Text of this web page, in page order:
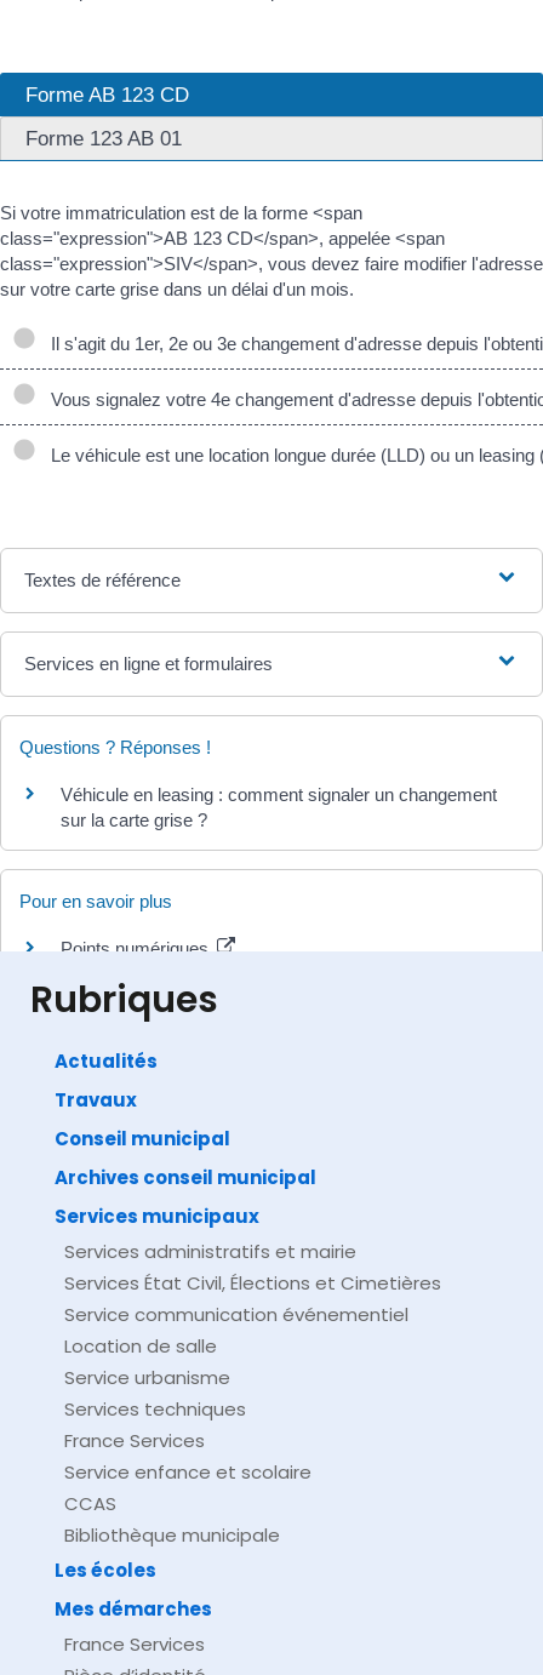
Forme AB 123 CD
Forme 123 AB 01
Si votre immatriculation est de la forme <span
class="expression">AB 123 CD</span>, appelée <span
class="expression">SIV</span>, vous devez faire modifier l'adresse
sur votre carte grise dans un délai d'un mois.
Il s'agit du 1er, 2e ou 3e changement d'adresse depuis
Vous signalez votre 4e changement d'adresse depuis
Le véhicule est une location longue durée (LLD) ou un leasing
Textes de référence
Services en ligne et formulaires
Questions ? Réponses !
Véhicule en leasing : comment signaler un changement
sur la carte grise ?
Pour en savoir plus
Points numériques
Direction de l'information légale et administrative
Rubriques
Actualités
Travaux
Conseil municipal
Archives conseil municipal
Services municipaux
Services administratifs et mairie
Services État Civil, Élections et Cimetières
Service communication événementiel
Location de salle
Service urbanisme
Services techniques
France Services
Service enfance et scolaire
CCAS
Bibliothèque municipale
Les écoles
Mes démarches
France Services